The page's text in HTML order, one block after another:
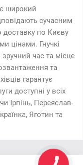
широкий
сучасним
доставку по Києву
цінами. Гнучкі
час та місце
та
гарантує
доступні у всіх
Ірпінь, Переяслав-
Яготин та